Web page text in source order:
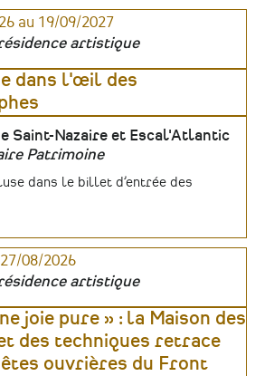
au 19/09/2027
artistique
dans l'œil des
Saint-Nazaire et Escal'Atlantic
Patrimoine
dans le billet d’entrée des
08/2026
artistique
joie pure » : la Maison des
des techniques retrace
ouvrières du Front